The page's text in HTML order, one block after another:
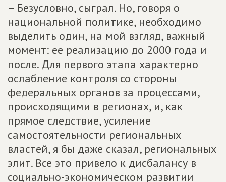
– Безусловно, сыграл. Но, говоря о
национальной политике, необходимо
выделить один, на мой взгляд, важный
момент: ее реализацию до 2000 года и
после. Для первого этапа характерно
ослабление контроля со стороны
федеральных органов за процессами,
происходящими в регионах, и, как
прямое следствие, усиление
самостоятельности региональных
властей, я бы даже сказал, региональных
элит. Все это привело к дисбалансу в
социально-экономическом развитии